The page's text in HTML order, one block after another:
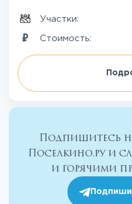
Участки:
Стоимость:
Подпишитесь
Поселкино.ру и
и горячими